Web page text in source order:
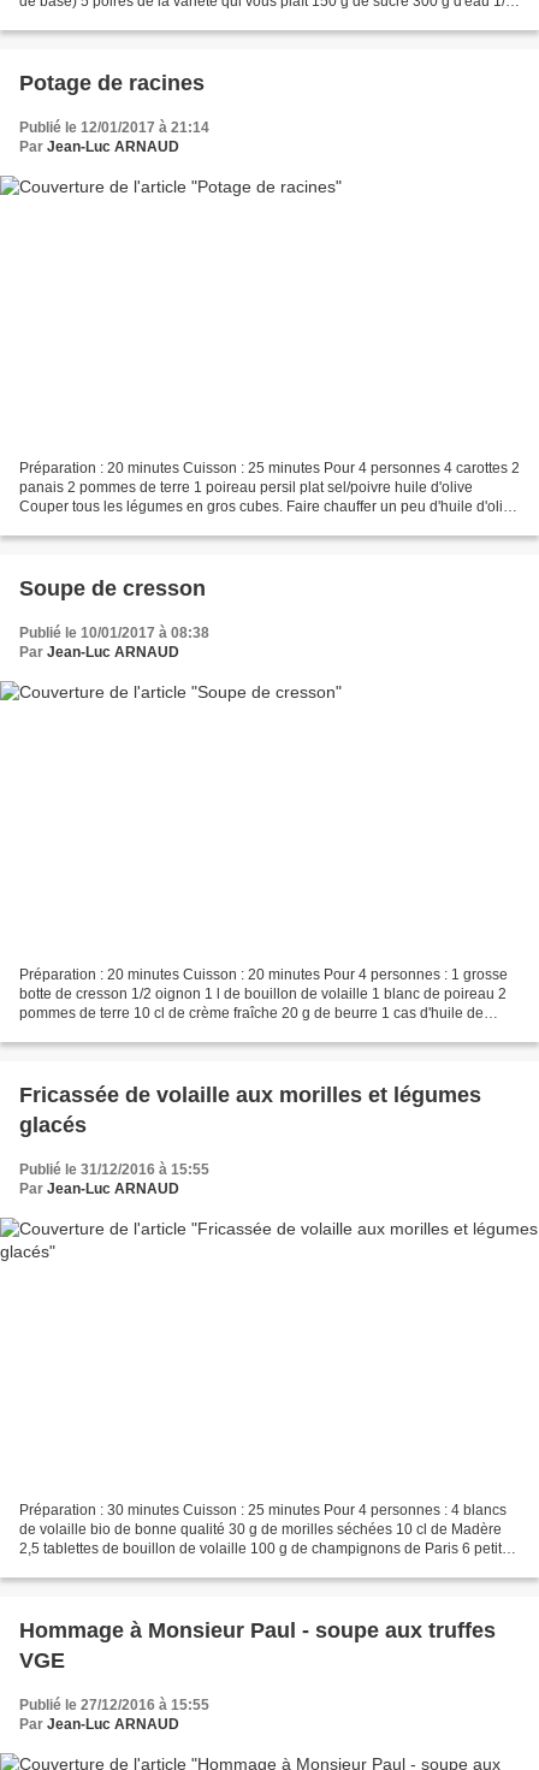
Potage de racines
Publié le 12/01/2017 à 21:14
Par Jean-Luc ARNAUD
Préparation : 20 minutes Cuisson : 25 minutes Pour 4 personnes 4 carottes 2
panais 2 pommes de terre 1 poireau persil plat sel/poivre huile d'olive
Couper tous les légumes en gros cubes. Faire chauffer un peu d'huile d'olive
Soupe de cresson
Publié le 10/01/2017 à 08:38
Par Jean-Luc ARNAUD
Préparation : 20 minutes Cuisson : 20 minutes Pour 4 personnes : 1 grosse
botte de cresson 1/2 oignon 1 l de bouillon de volaille 1 blanc de poireau 2
pommes de terre 10 cl de crème fraîche 20 g de beurre 1 cas d'huile de
Fricassée de volaille aux morilles et légumes
glacés
Publié le 31/12/2016 à 15:55
Par Jean-Luc ARNAUD
Préparation : 30 minutes Cuisson : 25 minutes Pour 4 personnes : 4 blancs
de volaille bio de bonne qualité 30 g de morilles séchées 10 cl de Madère
2,5 tablettes de bouillon de volaille 100 g de champignons de Paris 6 petites
Hommage à Monsieur Paul - soupe aux truffes
VGE
Publié le 27/12/2016 à 15:55
Par Jean-Luc ARNAUD